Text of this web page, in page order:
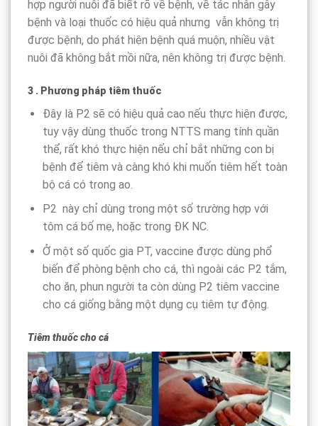
hợp người nuôi đã biết rõ về bệnh, về tác nhân gây
bệnh và loại thuốc có hiệu quả nhưng vẫn không trị
được bệnh, do phát hiện bệnh quá muộn, nhiều vật
nuôi đã không bắt mồi nữa, nên không trị được bệnh.
3 . Phương pháp tiêm thuốc
Đây là P2 sẽ có hiệu quả cao nếu thực hiện được,
tuy vậy dùng thuốc trong NTTS mang tính quần
thể, rất khó thực hiện nếu chỉ bắt những con bị
bệnh để tiêm và càng khó khi muốn tiêm hết toàn
bộ cá có trong ao.
P2 này chỉ dùng trong một số trường hợp với
tôm cá bố mẹ, hoặc trong ĐK NC.
Ở một số quốc gia PT, vaccine được dùng phổ
biến để phòng bệnh cho cá, thì ngoài các P2 tắm,
cho ăn, phun người ta còn dùng P2 tiêm vaccine
cho cá giống bằng một dụng cụ tiêm tự động.
Tiêm thuốc cho cá